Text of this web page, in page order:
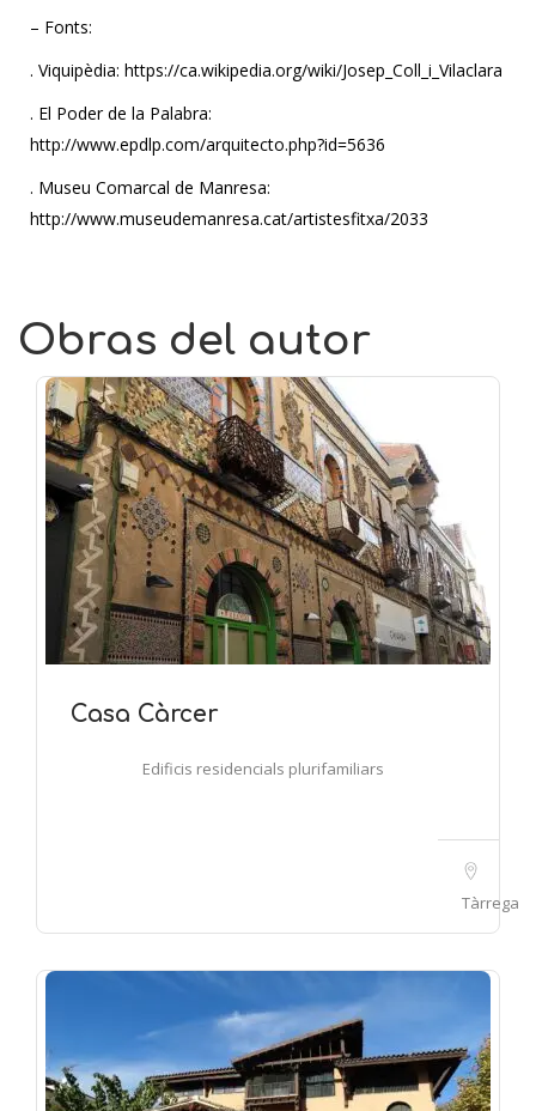
– Fonts:
. Viquipèdia: https://ca.wikipedia.org/wiki/Josep_Coll_i_Vilaclara
. El Poder de la Palabra:
http://www.epdlp.com/arquitecto.php?id=5636
. Museu Comarcal de Manresa:
http://www.museudemanresa.cat/artistesfitxa/2033
Obras del autor
Casa Càrcer
Edificis residencials plurifamiliars
Tàrrega